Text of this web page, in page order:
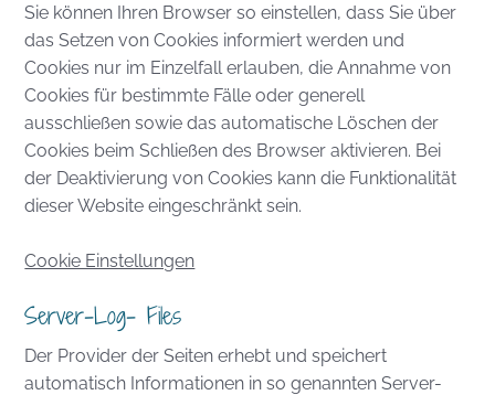
Sie können Ihren Browser so einstellen, dass Sie über
das Setzen von Cookies informiert werden und
Cookies nur im Einzelfall erlauben, die Annahme von
Cookies für bestimmte Fälle oder generell
ausschließen sowie das automatische Löschen der
Cookies beim Schließen des Browser aktivieren. Bei
der Deaktivierung von Cookies kann die Funktionalität
dieser Website eingeschränkt sein.
Cookie Einstellungen
Server-Log- Files
Der Provider der Seiten erhebt und speichert
automatisch Informationen in so genannten Server-